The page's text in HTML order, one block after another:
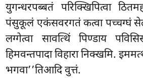
युगन्धरपब्बतं परिक्खिपित्वा
पंसुकूलं एकंसवरगतं कत्वा पच्चग्घं
लग्गेत्वा सावत्थिं पिण्डाय
हिमवन्तपादा विहारा निक्खमि.
भगवा’’तिआदि वुत्तं.